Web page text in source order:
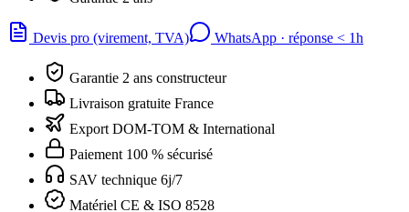
Devis pro (virement, TVA) WhatsApp · réponse < 1h
Garantie 2 ans constructeur
Livraison gratuite France
Export DOM-TOM & International
Paiement 100 % sécurisé
SAV technique 6j/7
Matériel CE & ISO 8528